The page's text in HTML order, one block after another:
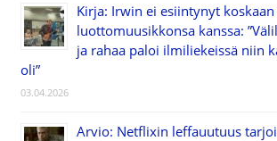
Kirja: Irwin ei esiintynyt koskaan
luottomuusikkonsa kanssa:
ja rahaa paloi ilmiliekeissä niin
oli”
03.04.2026
Arvio: Netflixin leffauutuus